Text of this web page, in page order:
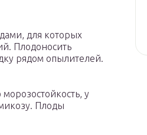
для которых
Плодоносить
рядом опылителей.
у
Плоды